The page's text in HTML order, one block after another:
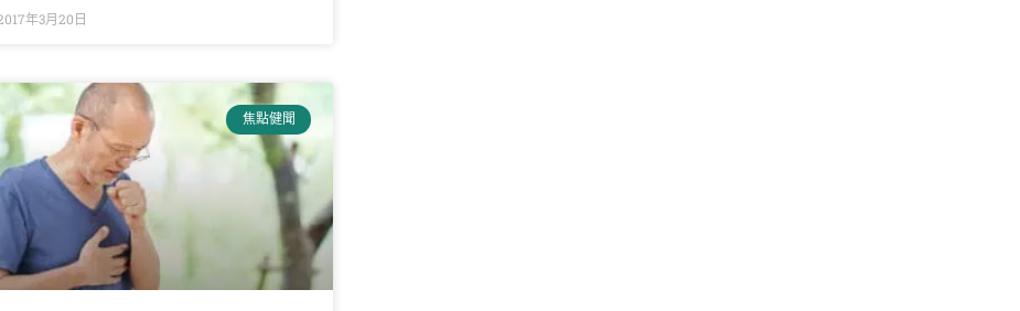
年3月20日
焦點健聞